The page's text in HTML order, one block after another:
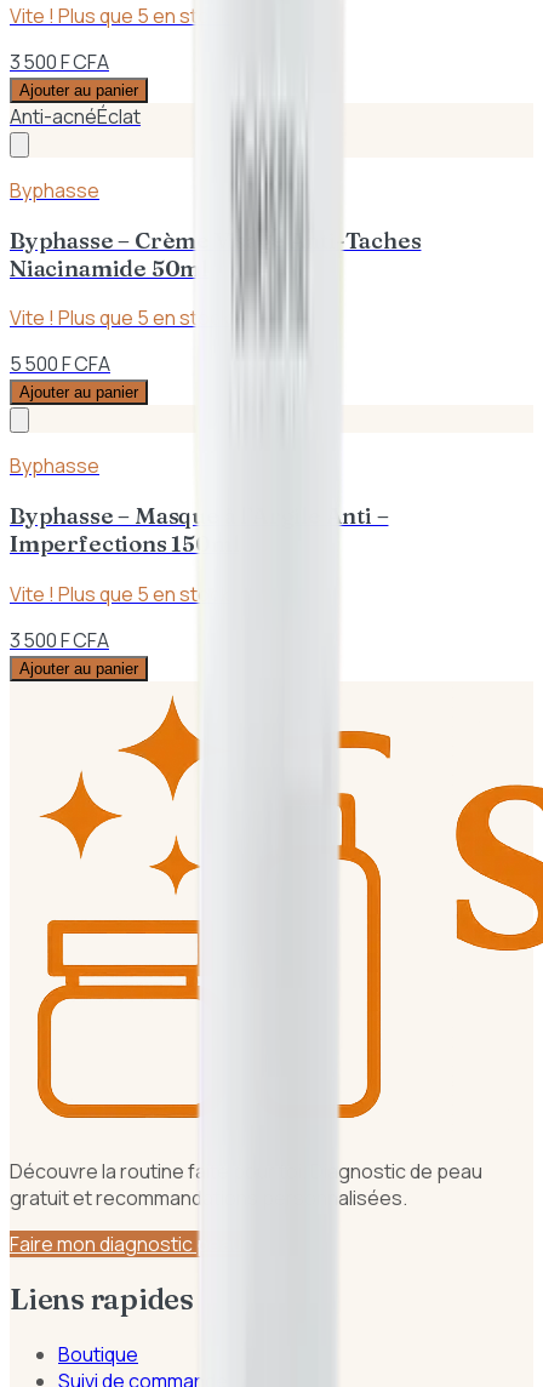
Vite ! Plus que 5en stock
3 500 F CFA
Ajouter au panier
Anti-acnéÉclat
Byphasse
Byphasse – Crème Visage Anti-Taches
Niacinamide 50ml
Vite ! Plus que 5en stock
5 500 F CFA
Ajouter au panier
Byphasse
Byphasse – Masque à l’Argile Anti –
Imperfections 150ml
Vite ! Plus que 5en stock
3 500 F CFA
Ajouter au panier
Découvre la routine faite pour toi. Diagnostic de peau
gratuit et recommandations personnalisées.
Faire mon diagnostic peau
Liens rapides
Boutique
Suivi de commande